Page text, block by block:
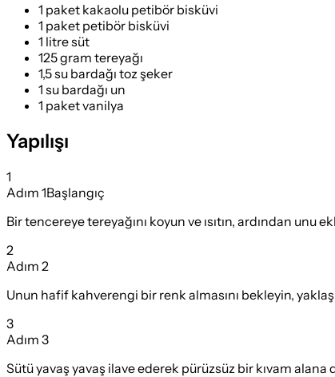
1 paket kakaolu petibör bisküvi
1 paket petibör bisküvi
1 litre süt
125 gram tereyağı
1,5 su bardağı toz şeker
1 su bardağı un
1 paket vanilya
Yapılışı
1
Adım 1Başlangıç
Bir tencereye tereyağını koyun ve ısıtın, ardından unu
2
Adım 2
Unun hafif kahverengi bir renk almasını bekleyin,
3
Adım 3
Sütü yavaş yavaş ilave ederek pürüzsüz bir kıvam alana